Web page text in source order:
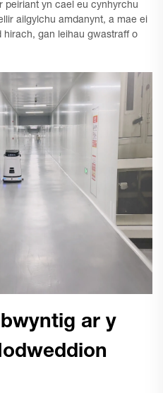
peiriant yn cael eu cynhyrchu
ailgylchu amdanynt, a mae ei
hirach, gan leihau gwastraff o
ar y